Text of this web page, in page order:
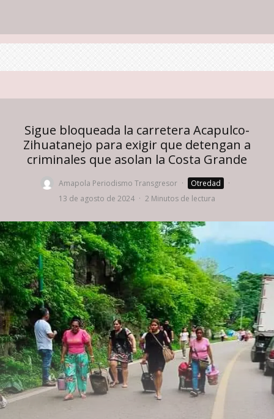
Sigue bloqueada la carretera Acapulco-
Zihuatanejo para exigir que detengan a
criminales que asolan la Costa Grande
Amapola Periodismo Transgresor · Otredad
·
13 de agosto de 2024 · 2 Minutos de lectura